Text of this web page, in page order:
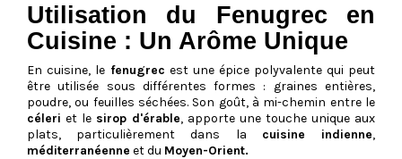
Utilisation du Fenugrec en
Cuisine : Un Arôme Unique
En cuisine, le fenugrec est une épice polyvalente qui peut
être utilisée sous différentes formes : graines entières,
poudre, ou feuilles séchées. Son goût, à mi-chemin entre le
céleri et le sirop d'érable, apporte une touche unique aux
plats, particulièrement dans la cuisine indienne,
méditerranéenne et du Moyen-Orient.